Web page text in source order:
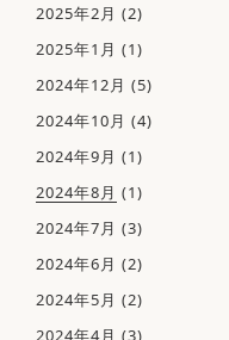
2025年2月 (2)
2025年1月 (1)
2024年12月 (5)
2024年10月 (4)
2024年9月 (1)
2024年8月 (1)
2024年7月 (3)
2024年6月 (2)
2024年5月 (2)
2024年4月 (3)